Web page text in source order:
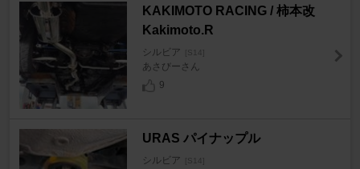
KAKIMOTO RACING / 柿本改
Kakimoto.R
シルビア [S14]
あさびーさん
9
URAS パイナップル
シルビア [S14]